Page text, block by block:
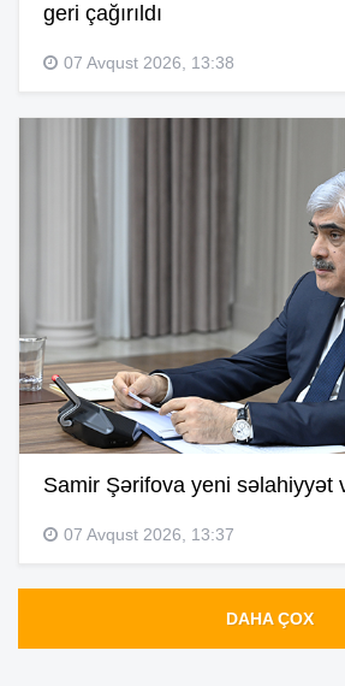
geri çağırıldı
07 Avqust 2026, 13:38
Samir Şərifova yeni səlahiyyət
07 Avqust 2026, 13:37
DAHA ÇOX